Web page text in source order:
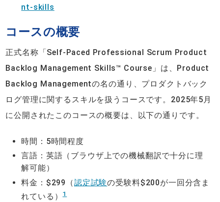
nt-skills
コースの概要
正式名称「Self-Paced Professional Scrum Product
Backlog Management Skills™ Course」は、Product
Backlog Managementの名の通り、プロダクトバック
ログ管理に関するスキルを扱うコースです。2025年5月
に公開されたこのコースの概要は、以下の通りです。
時間：5時間程度
言語：英語（ブラウザ上での機械翻訳で十分に理
解可能）
料金：$299（認定試験の受験料$200が一回分含ま
れている）1